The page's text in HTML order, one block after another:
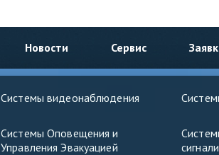
Новости Сервис
Системы видеонаблюдения
Системы Оповещения и
Управления Эвакуацией